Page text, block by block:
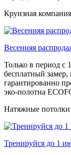
Круизная
Весенняя
Только в период c
бесплатный
гарантированно
эко-полотна
Натяжные
Тренируйся до 1